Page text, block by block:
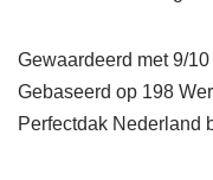
Gewaardeerd met 9/
Gebaseerd op 198
Perfectdak Nederland